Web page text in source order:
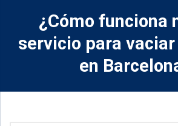
¿Cómo funciona
servicio para
en